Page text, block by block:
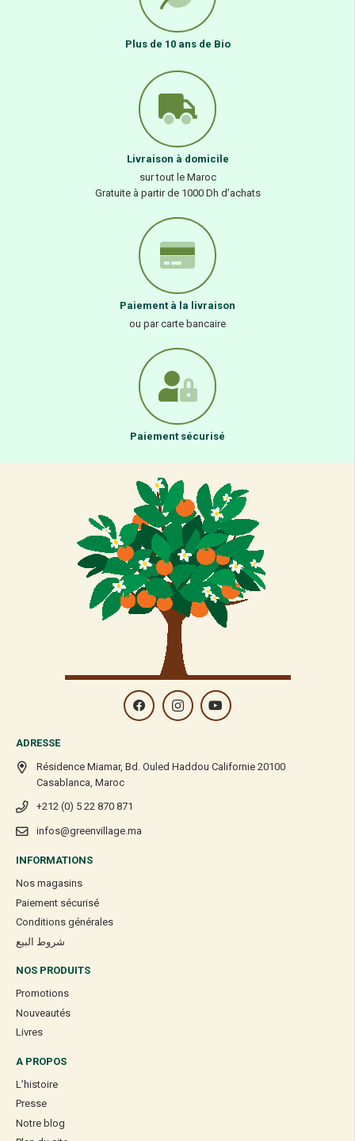
Plus de 10 ans de Bio
Livraison à domicile
sur tout le Maroc
Gratuite à partir de 1000 Dh d’achats
Paiement à la livraison
ou par carte bancaire
Paiement sécurisé
ADRESSE
Résidence Miamar, Bd. Ouled Haddou Californie 20100
Casablanca, Maroc
+212 (0) 5 22 870 871
infos@greenvillage.ma
INFORMATIONS
Nos magasins
Paiement sécurisé
Conditions générales
شروط البيع
NOS PRODUITS
Promotions
Nouveautés
Livres
A PROPOS
L’histoire
Presse
Notre blog